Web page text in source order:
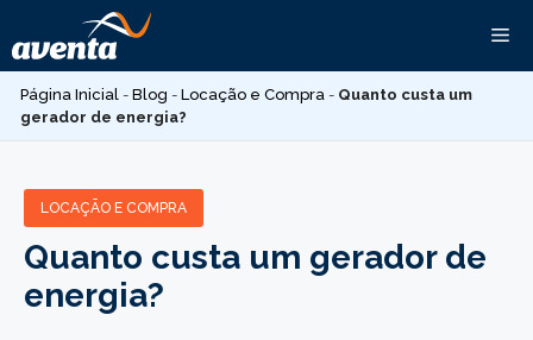
para
o
conteúdo
Página Inicial - Blog - Locação e Compra - Quanto custa um
gerador de energia?
LOCAÇÃO E COMPRA
Quanto custa um gerador de
energia?